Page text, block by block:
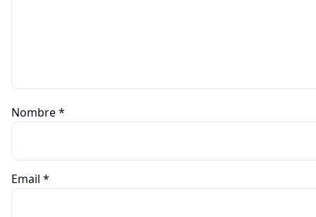
Nombre*
Email *